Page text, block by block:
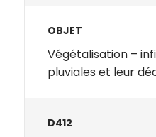
OBJET
Végétalisation –
pluviales et leur
D412